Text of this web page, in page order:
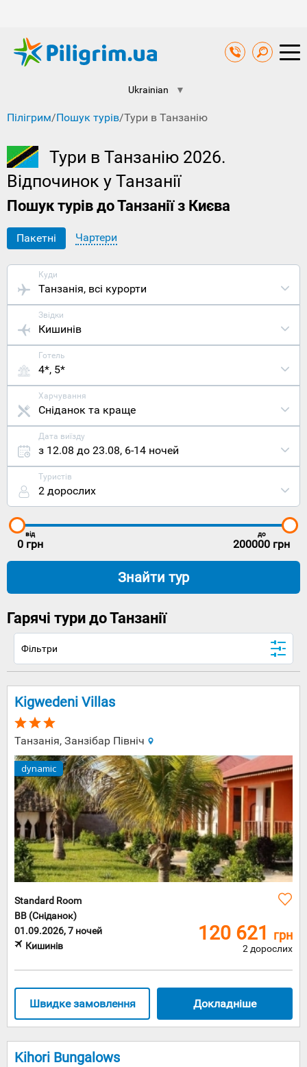
Ukrainian ▼
Пілігрим/Пошук турів/Тури в Танзанію
Тури в Танзанію 2026.
Відпочинок у Танзанії
Пошук турів до Танзанії з Києва
Пакетні Чартери
Куди
Танзанія, всі курорти
Звідки
Кишинів
Готель
4*, 5*
Харчування
Сніданок та краще
Дата виїзду
з 12.08 до 23.08, 6-14 ночей
Туристів
2 дорослих
від
0 грн
до
200000 грн
Знайти тур
Гарячі тури до Танзанії
Фільтри
Kigwedeni Villas
Танзанія, Занзібар Північ
dynamic
Standard Room
BB (Сніданок)
01.09.2026, 7 ночей
Кишинів
120 621 грн
2 дорослих
Докладніше
Швидке замовлення
Kihori Bungalows